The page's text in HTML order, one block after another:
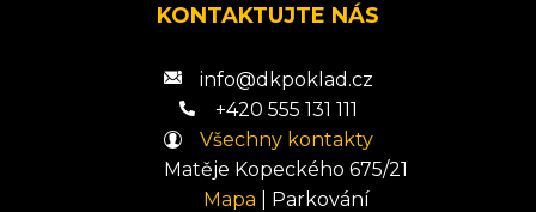
KONTAKTUJTE NÁS
info@dkpoklad.cz
+420 555 131 111
Všechny kontakty
Matěje Kopeckého 675/21
Mapa
Parkování